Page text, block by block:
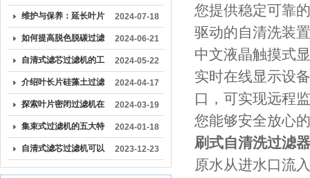
机性能的秘诀
维护与保养：延长叶片
密闭过滤机使用寿命的
关键
2024-07-18
如何提高脱色脱碳过滤
器的效率？
2024-06-21
自清式滤芯过滤机的工
作过程
2024-05-22
介绍叶长片硅藻土过滤
机的保养与维护方法
2024-04-17
探索叶片密闭过滤机在
工业生产中的关键作用
2024-03-19
集束式过滤机的五大特
点解析
2024-01-18
自清式滤芯过滤机可以
有效去除过滤介质上的
2023-12-23
您提供稳定可靠的
驱动的自清洗装置
中文液晶触摸式显
实时在线显示设
口，可实现远程
您能够安全放心的
刷式自清洗过滤器
原水从进水口流入